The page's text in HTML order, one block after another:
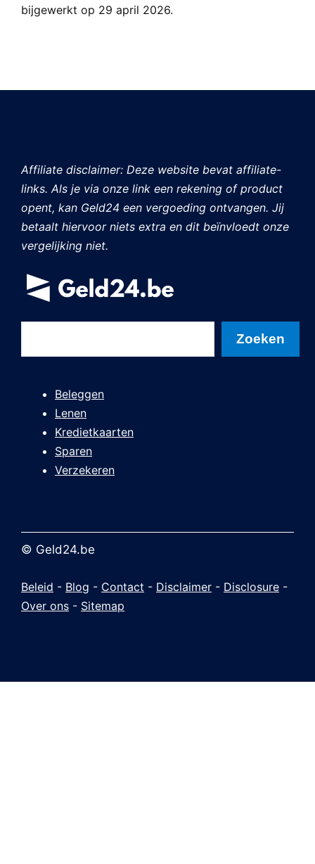
bijgewerkt op 29 april 2026.
Affiliate disclaimer: Deze website bevat affiliate-
links. Als je via onze link een rekening of product
opent, kan Geld24 een vergoeding ontvangen. Jij
betaalt hiervoor niets extra en dit beïnvloedt onze
vergelijking niet.
Zoeken
Beleggen
Lenen
Kredietkaarten
Sparen
Verzekeren
© Geld24.be
Beleid - Blog - Contact - Disclaimer - Disclosure -
Over ons - Sitemap